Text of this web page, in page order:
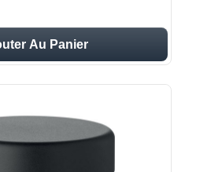
Au Panier